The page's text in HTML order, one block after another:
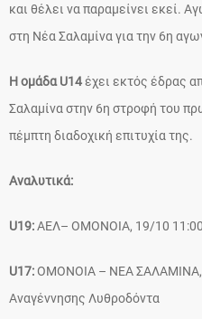
και θέλει να παραμείνει εκεί.
στη Νέα Σαλαμίνα για την 6η
Η ομάδα U14έχει εκτός έδρας
Σαλαμίνα στην 6η στροφή του
πέμπτη διαδοχική επιτυχία της.
Αναλυτικά:
U19:ΑΕΛ– ΟΜΟΝΟΙΑ, 19/10 11:00
U17:ΟΜΟΝΟΙΑ – ΝΕΑ ΣΑΛΑΜΙΝΑ,
Αναγέννησης Λυθροδόντα